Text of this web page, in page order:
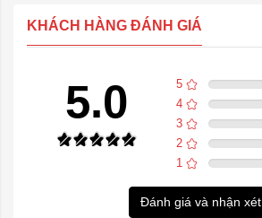
KHÁCH HÀNG ĐÁNH GIÁ
5.0 5
4
3
2
1
Đánh giá và nhận xét